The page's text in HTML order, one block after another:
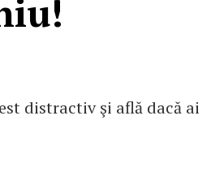
distractiv şi află dacă ai